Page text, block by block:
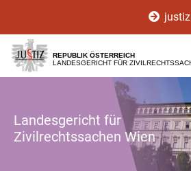
[1]
[2]
[3]
REPUBLIK ÖSTERREICH
LANDESGERICHT FÜR
Landesgericht für
Zivilrechtssachen Wien